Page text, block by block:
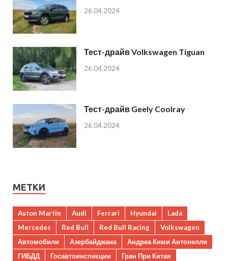
26.04.2024
Тест-драйв Volkswagen Tiguan
26.04.2024
Тест-драйв Geely Coolray
26.04.2024
МЕТКИ
Aston Martin Audi Ferrari Hyundai
Lada
Mercedes
Red Bull Red Bull Racing
Volkswagen
Автомобили
Азербайджана
Андреа Кими Антонелли
ГИБДД
Госавтоинспекции
Гран При Китая